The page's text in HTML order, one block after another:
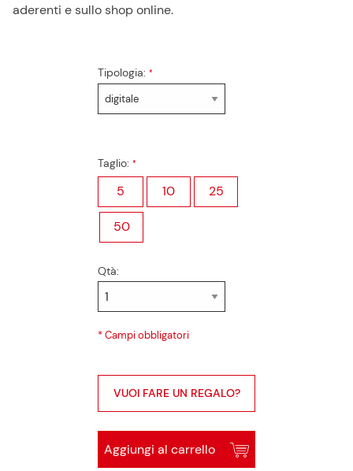
aderenti e sullo shop online.
Tipologia:
Qtà:
Taglio:
5 10 25
50
* Campi obbligatori
VUOI FARE UN REGALO?
Aggiungi al carrello